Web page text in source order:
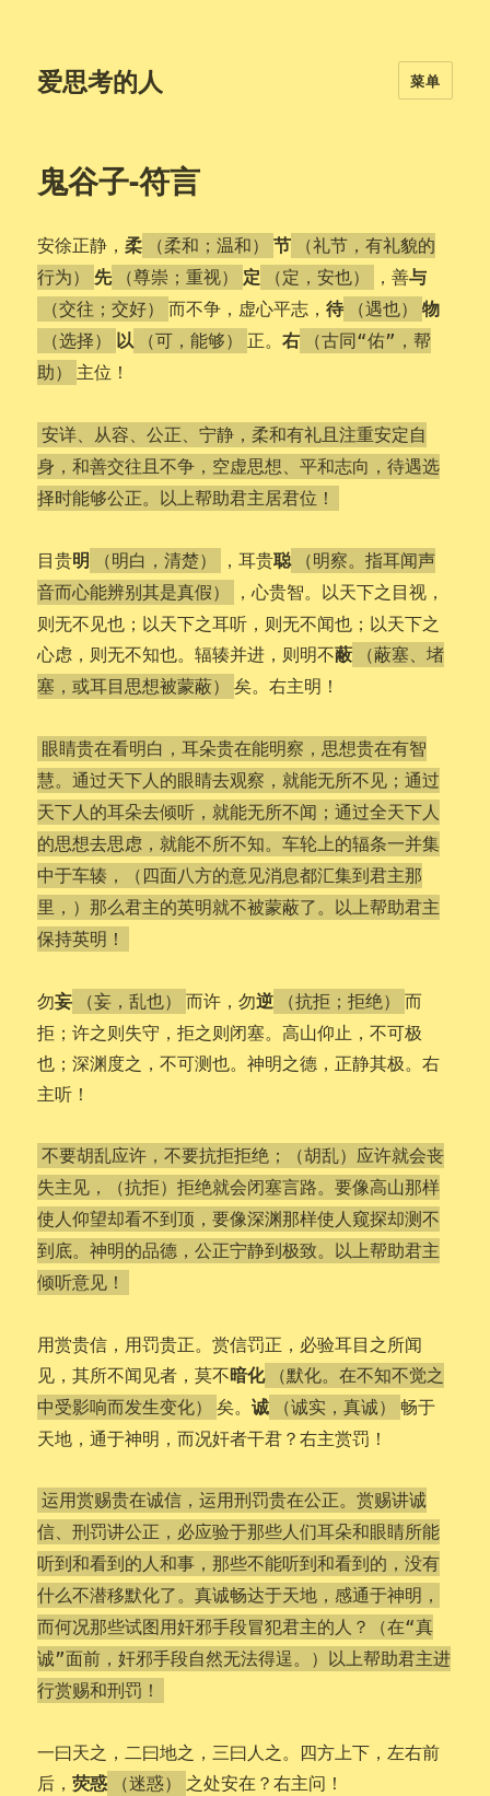
爱思考的人 菜单
鬼谷子-符言
安徐正静，柔 （柔和；温和） 节
（礼节，有礼貌的
行为）
先 （尊崇；重视） 定 （定，安也） ，善与
（交往；交好） 而不争，虚心平志，待 （遇也） 物
（选择） 以 （可，能够） 正。右
（古同“佑”，帮
助）
主位！
安详、从容、公正、宁静，柔和有礼且注重安定自
身，和善交往且不争，空虚思想、平和志向，待遇选
择时能够公正。以上帮助君主居君位！
目贵明 （明白，清楚） ，耳贵聪
（明察。指耳闻声
音而心能辨别其是真假）
，心贵智。以天下之目视，
则无不见也；以天下之耳听，则无不闻也；以天下之
心虑，则无不知也。辐辏并进，则明不蔽
（蔽塞、堵
塞，或耳目思想被蒙蔽）
矣。右主明！
眼睛贵在看明白，耳朵贵在能明察，思想贵在有智
慧。通过天下人的眼睛去观察，就能无所不见；通过
天下人的耳朵去倾听，就能无所不闻；通过全天下人
的思想去思虑，就能不所不知。车轮上的辐条一并集
中于车辏，（四面八方的意见消息都汇集到君主那
里，）那么君主的英明就不被蒙蔽了。以上帮助君主
保持英明！
勿妄 （妄，乱也） 而许，勿逆 （抗拒；拒绝）
而
拒；许之则失守，拒之则闭塞。高山仰止，不可极
也；深渊度之，不可测也。神明之德，正静其极。右
主听！
不要胡乱应许，不要抗拒拒绝；（胡乱）应许就会丧
失主见，（抗拒）拒绝就会闭塞言路。要像高山那样
使人仰望却看不到顶，要像深渊那样使人窥探却测不
到底。神明的品德，公正宁静到极致。以上帮助君主
倾听意见！
用赏贵信，用罚贵正。赏信罚正，必验耳目之所闻
见，其所不闻见者，莫不暗化
（默化。在不知不觉之
中受影响而发生变化）
矣。诚 （诚实，真诚）
畅于
天地，通于神明，而况奸者干君？右主赏罚！
运用赏赐贵在诚信，运用刑罚贵在公正。赏赐讲诚
信、刑罚讲公正，必应验于那些人们耳朵和眼睛所能
听到和看到的人和事，那些不能听到和看到的，没有
什么不潜移默化了。真诚畅达于天地，感通于神明，
而何况那些试图用奸邪手段冒犯君主的人？（在“真
诚”面前，奸邪手段自然无法得逞。）以上帮助君主进
行赏赐和刑罚！
一曰天之，二曰地之，三曰人之。四方上下，左右前
后，荧惑 （迷惑） 之处安在？右主问！